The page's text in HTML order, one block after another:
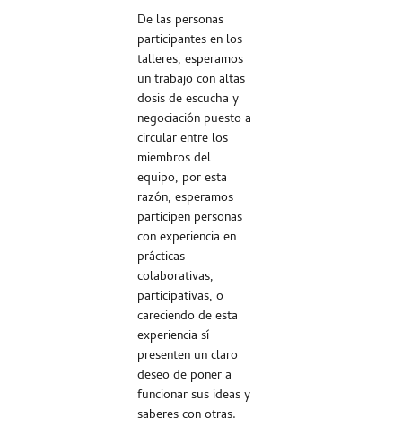
De las personas
participantes en los
talleres, esperamos
un trabajo con altas
dosis de escucha y
negociación puesto a
circular entre los
miembros del
equipo, por esta
razón, esperamos
participen personas
con experiencia en
prácticas
colaborativas,
participativas, o
careciendo de esta
experiencia sí
presenten un claro
deseo de poner a
funcionar sus ideas y
saberes con otras.